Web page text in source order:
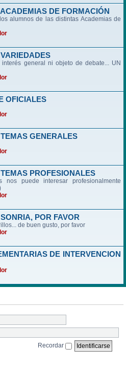
DE FORMACIÓN
alumnos de las distintas Academias de
general ni objeto de debate... UN
OFICIALES
GENERALES
PROFESIONALES
nos puede interesar profesionalmente
POR FAVOR
de buen gusto, por favor
DE INTERVENCION
Recordar